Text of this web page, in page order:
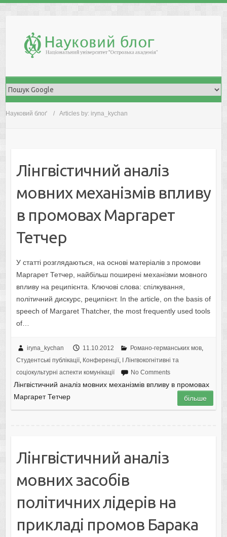
Науковий блоґ Articles by: iryna_kychan
Лінгвістичний аналіз
мовних механізмів впливу
в промовах Маргарет
Тетчер
У статті розглядаються, на основі матеріалів з промови
Маргарет Тетчер, найбільш поширені механізми мовного
впливу на реципієнта. Ключові слова: спілкування,
політичний дискурс, реципієнт. In the article, on the basis of
speech of Margaret Thatcher, the most frequently used tools
of…
iryna_kychan 11.10.2012 Романо-германських мов,
Студентські публікації, Конференції,
I Лінгвокогнітивні та
соціокультурні аспекти комунікації
No Comments
Лінгвістичний аналіз мовних механізмів впливу в промовах
Маргарет Тетчер
більше
Лінгвістичний аналіз
мовних засобів
політичних лідерів на
прикладі промов Барака